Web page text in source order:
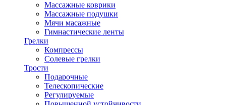
Массажные коврики
Массажные подушки
Мячи масажные
Гимнастические ленты
Грелки
Компрессы
Солевые грелки
Трости
Подарочные
Телескопические
Регулируемые